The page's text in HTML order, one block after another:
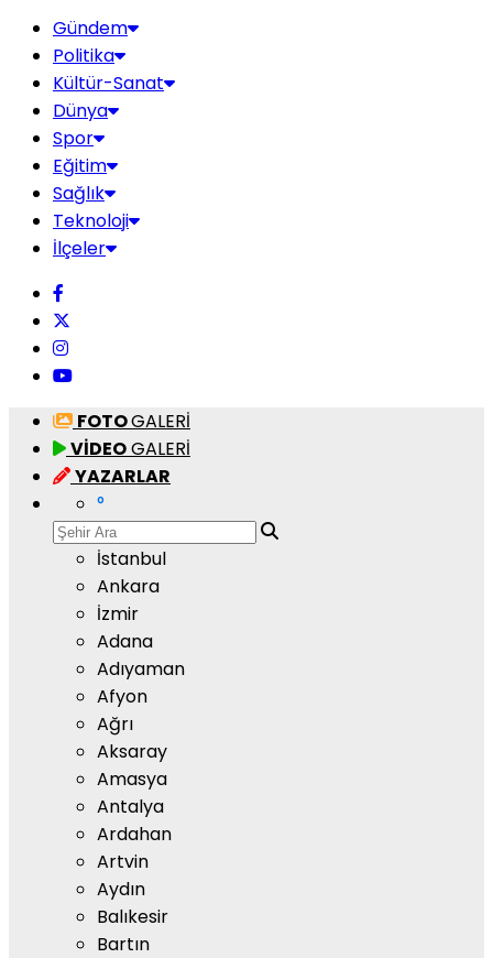
Gündem
Politika
Kültür-Sanat
Dünya
Spor
Eğitim
Sağlık
Teknoloji
İlçeler
FOTOGALERİ
VİDEOGALERİ
YAZARLAR
°
İstanbul
Ankara
İzmir
Adana
Adıyaman
Afyon
Ağrı
Aksaray
Amasya
Antalya
Ardahan
Artvin
Aydın
Balıkesir
Bartın